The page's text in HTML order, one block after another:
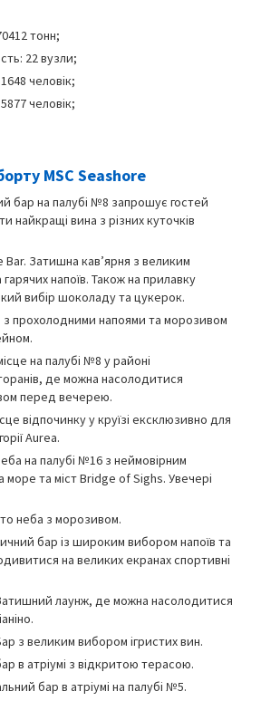
тонн;
22 вузли;
человік;
человік;
MSC Seashore
бар на палубі №8 запрошує гостей
найкращі вина з різних куточків
Bar. Затишна кав’ярня з великим
напоїв. Також на прилавку
вибір шоколаду та цукерок.
з прохолодними напоями та морозивом
на палубі №8 у районі
де можна насолодитися
перед вечерею.
відпочинку у круїзі ексклюзивно для
Aurea.
на палубі №16 з неймовірним
та міст Bridge of Sighs. Увечері
неба з морозивом.
бар із широким вибором напоїв та
на великих екранах спортивні
лаунж, де можна насолодитися
з великим вибором ігристих вин.
в атріумі з відкритою терасою.
бар в атріумі на палубі №5.